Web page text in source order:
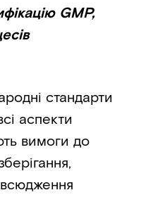
GMP,
стандарти
аспекти
вимоги до